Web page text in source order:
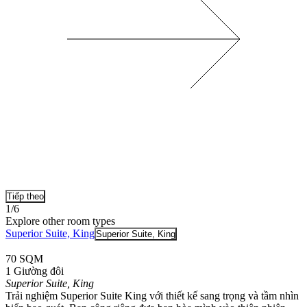
Tiếp theo
1/6
Explore other room types
Superior Suite, KingSuperior Suite, King
70 SQM
1 Giường đôi
Superior Suite, King
Trải nghiệm Superior Suite King với thiết kế sang trọng và tầm nhìn